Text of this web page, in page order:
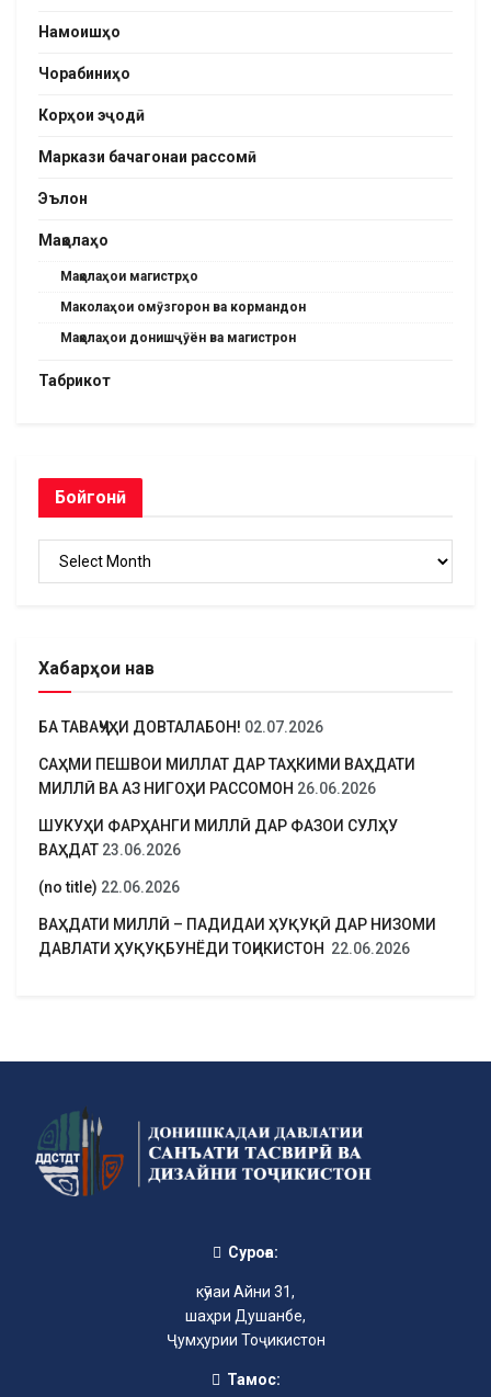
Намоишҳо
Чорабиниҳо
Корҳои эҷодӣ
Маркази бачагонаи рассомӣ
Эълон
Мақолаҳо
Мақолаҳои магистрҳо
Маколаҳои омӯзгорон ва кормандон
Мақолаҳои донишҷӯён ва магистрон
Табрикот
Бойгонӣ
Хабарҳои нав
БА ТАВАҶҶУҲИ ДОВТАЛАБОН! 02.07.2026
САҲМИ ПЕШВОИ МИЛЛАТ ДАР ТАҲКИМИ ВАҲДАТИ
МИЛЛӢ ВА АЗ НИГОҲИ РАССОМОН 26.06.2026
ШУКУҲИ ФАРҲАНГИ МИЛЛӢ ДАР ФАЗОИ СУЛҲУ
ВАҲДАТ 23.06.2026
(no title) 22.06.2026
ВАҲДАТИ МИЛЛӢ – ПАДИДАИ ҲУҚУҚӢ ДАР НИЗОМИ
ДАВЛАТИ ҲУҚУҚБУНЁДИ ТОҶИКИСТОН 22.06.2026
Суроға:
кӯчаи Айни 31,
шаҳри Душанбе,
Ҷумҳурии Тоҷикистон
Тамос: